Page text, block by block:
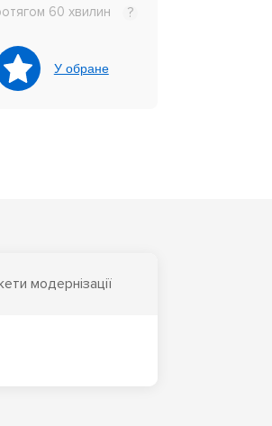
60 хвилин ?
У обране
модернізації